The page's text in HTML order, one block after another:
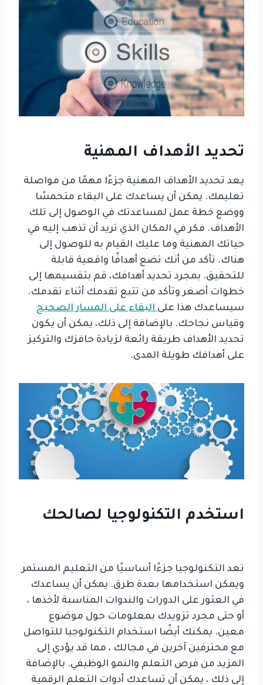
تحديد الأهداف المهنية
يعد تحديد الأهداف المهنية جزءًا مهمًا من مواصلة
تعليمك. يمكن أن يساعدك على البقاء متحمسًا
ووضع خطة عمل لمساعدتك في الوصول إلى تلك
الأهداف. فكر في المكان الذي تريد أن تذهب إليه في
حياتك المهنية وما عليك القيام به للوصول إلى
هناك. تأكد من أنك تضع أهدافًا واقعية قابلة
للتحقيق. بمجرد تحديد أهدافك، قم بتقسيمها إلى
خطوات أصغر وتأكد من تتبع تقدمك أثناء تقدمك.
سيساعدك هذا علىالبقاء على المسار الصحيح
وقياس نجاحك. بالإضافة إلى ذلك، يمكن أن يكون
تحديد الأهداف طريقة رائعة لزيادة حافزك والتركيز
على أهدافك طويلة المدى.
استخدم التكنولوجيا لصالحك
تعد التكنولوجيا جزءًا أساسيًا من التعليم المستمر
ويمكن استخدامها بعدة طرق. يمكن أن يساعدك
في العثور على الدورات والندوات المناسبة لأخذها ،
أو حتى مجرد تزويدك بمعلومات حول موضوع
معين. يمكنك أيضًا استخدام التكنولوجيا للتواصل
مع محترفين آخرين في مجالك ، مما قد يؤدي إلى
المزيد من فرص التعلم والنمو الوظيفي. بالإضافة
إلى ذلك ، يمكن أن تساعدك أدوات التعلم الرقمية